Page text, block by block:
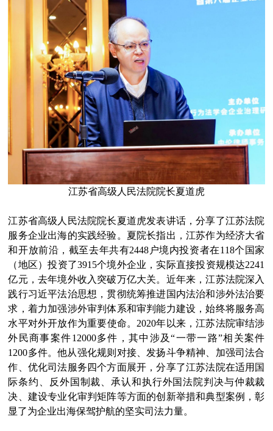
江苏省高级人民法院院长夏道虎
江苏省高级人民法院院长夏道虎发表讲话，分享了江苏法院
服务企业出海的实践经验。夏院长指出，江苏作为经济大省
和开放前沿，截至去年共有2448户境内投资者在118个国家
（地区）投资了3915个境外企业，实际直接投资规模达2241
亿元，去年境外收入突破万亿大关。近年来，江苏法院深入
践行习近平法治思想，贯彻统筹推进国内法治和涉外法治要
求，着力加强涉外审判体系和审判能力建设，始终将服务高
水平对外开放作为重要使命。2020年以来，江苏法院审结涉
外民商事案件12000多件，其中涉及“一带一路”相关案件
1200多件。他从强化规则对接、发扬斗争精神、加强司法合
作、优化司法服务四个方面展开，分享了江苏法院在适用国
际条约、反外国制裁、承认和执行外国法院判决与仲裁裁
决、建设专业化审判矩阵等方面的创新举措和典型案例，彰
显了为企业出海保驾护航的坚实司法力量。